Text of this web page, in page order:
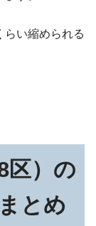
らい縮められる
区）の
とめ